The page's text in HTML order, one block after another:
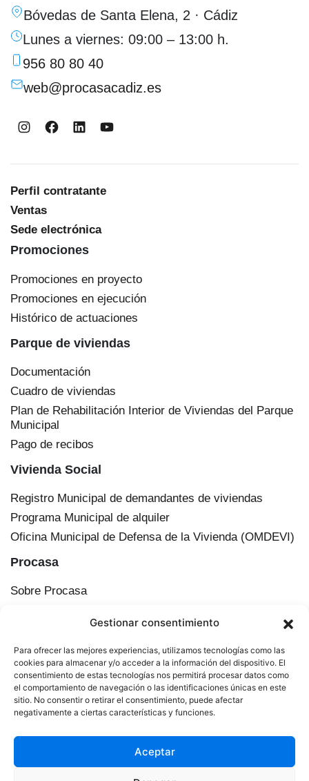
Gestionar consentimiento
Para ofrecer las mejores experiencias, utilizamos tecnologías como las
cookies para almacenar y/o acceder a la información del dispositivo. El
consentimiento de estas tecnologías nos permitirá procesar datos como
el comportamiento de navegación o las identificaciones únicas en este
sitio. No consentir o retirar el consentimiento, puede afectar
negativamente a ciertas características y funciones.
Aceptar
Bóvedas de Santa Elena, 2 · Cádiz
Lunes a viernes: 09:00 – 13:00 h.
956 80 80 40
web@procasacadiz.es
Instagram
Facebook
LinkedInYouTube
Perfil contratante
Ventas
Sede electrónica
Promociones
Promociones en proyecto
Promociones en ejecución
Histórico de actuaciones
Parque de viviendas
Documentación
Cuadro de viviendas
Plan de Rehabilitación Interior de Viviendas del Parque
Municipal
Pago de recibos
Vivienda Social
Registro Municipal de demandantes de viviendas
Programa Municipal de alquiler
Oficina Municipal de Defensa de la Vivienda (OMDEVI)
Procasa
Sobre Procasa
Información corporativa
Órganos de administración
Plan Municipal de Vivienda y Suelo de Cádiz
Actualidad
Contacto
© 2025 Procasa. Todos los derechos reservados.